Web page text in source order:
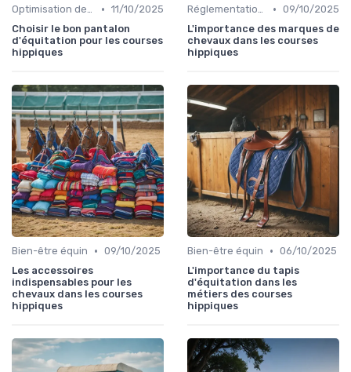
Optimisation des performances • 11/10/2025
Choisir le bon pantalon
d'équitation pour les courses
hippiques
Réglementation des courses • 09/10/2025
L'importance des marques de
chevaux dans les courses
hippiques
Bien-être équin • 09/10/2025
Les accessoires
indispensables pour les
chevaux dans les courses
hippiques
Bien-être équin • 06/10/2025
L'importance du tapis
d'équitation dans les
métiers des courses
hippiques